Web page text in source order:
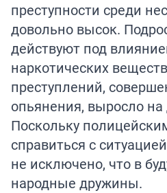
преступности среди
довольно высок.
действуют под
наркотических
преступлений,
опьянения, выросло на
Поскольку
справиться с
не исключено, что в
народные дружины.